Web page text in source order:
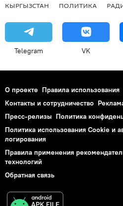
КЫРГЫЗСТАН ПОЛИТИКА
Telegram VK
О проекте Правила использования
Контакты и сотрудничество
Пресс-релизы Политика
Политика использования Cookie и
логирования
Правила применения
технологий
Обратная связь